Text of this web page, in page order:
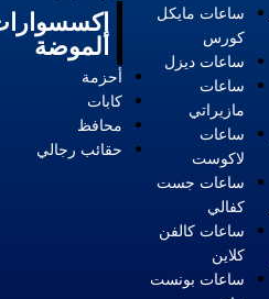
الموضة
أحزمة
كابات
محافظ
حقائب رجالي
ساعات مايكل
كورس
ساعات ديزل
ساعات
مازيراتي
ساعات
لاكوست
ساعات جست
كفالي
ساعات كالفن
كلاين
ساعات بونست